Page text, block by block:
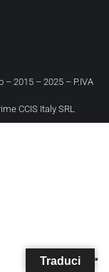
– 2015 – 2025 – P.IVA
CCIS Italy SRL
Traduci